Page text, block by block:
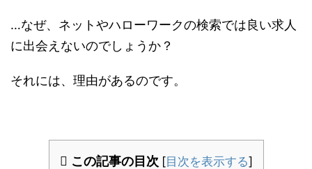
…なぜ、ネットやハローワークの検索では良い求人
に出会えないのでしょうか？
それには、理由があるのです。
この記事の目次 [目次を表示する]